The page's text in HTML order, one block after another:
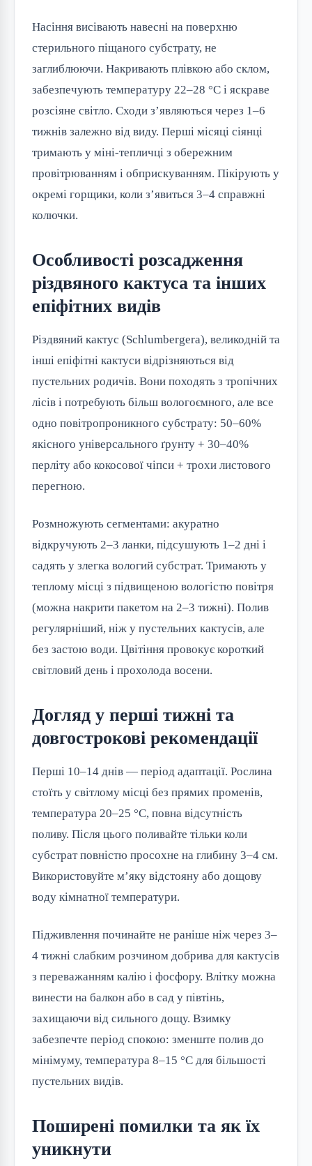
Насіння висівають навесні на поверхню
стерильного піщаного субстрату, не
заглиблюючи. Накривають плівкою або склом,
забезпечують температуру 22–28 °C і яскраве
розсіяне світло. Сходи з’являються через 1–6
тижнів залежно від виду. Перші місяці сіянці
тримають у міні-тепличці з обережним
провітрюванням і обприскуванням. Пікірують у
окремі горщики, коли з’явиться 3–4 справжні
колючки.
Особливості розсадження
різдвяного кактуса та інших
епіфітних видів
Різдвяний кактус (Schlumbergera), великодній та
інші епіфітні кактуси відрізняються від
пустельних родичів. Вони походять з тропічних
лісів і потребують більш вологоємного, але все
одно повітропроникного субстрату: 50–60%
якісного універсального ґрунту + 30–40%
перліту або кокосової чіпси + трохи листового
перегною.
Розмножують сегментами: акуратно
відкручують 2–3 ланки, підсушують 1–2 дні і
садять у злегка вологий субстрат. Тримають у
теплому місці з підвищеною вологістю повітря
(можна накрити пакетом на 2–3 тижні). Полив
регулярніший, ніж у пустельних кактусів, але
без застою води. Цвітіння провокує короткий
світловий день і прохолода восени.
Догляд у перші тижні та
довгострокові рекомендації
Перші 10–14 днів — період адаптації. Рослина
стоїть у світлому місці без прямих променів,
температура 20–25 °C, повна відсутність
поливу. Після цього поливайте тільки коли
субстрат повністю просохне на глибину 3–4 см.
Використовуйте м’яку відстояну або дощову
воду кімнатної температури.
Підживлення починайте не раніше ніж через 3–
4 тижні слабким розчином добрива для кактусів
з переважанням калію і фосфору. Влітку можна
винести на балкон або в сад у півтінь,
захищаючи від сильного дощу. Взимку
забезпечте період спокою: зменште полив до
мінімуму, температура 8–15 °C для більшості
пустельних видів.
Поширені помилки та як їх
уникнути